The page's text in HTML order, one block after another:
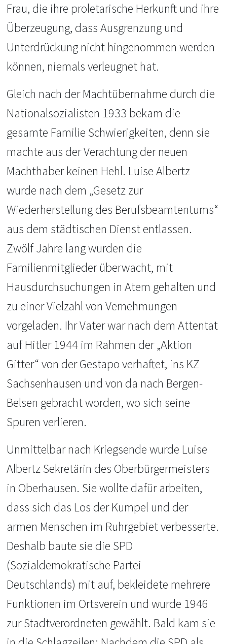
Frau, die ihre proletarische Herkunft und ihre
Überzeugung, dass Ausgrenzung und
Unterdrückung nicht hingenommen werden
können, niemals verleugnet hat.
Gleich nach der Machtübernahme durch die
Nationalsozialisten 1933 bekam die
gesamte Familie Schwierigkeiten, denn sie
machte aus der Verachtung der neuen
Machthaber keinen Hehl. Luise Albertz
wurde nach dem „Gesetz zur
Wiederherstellung des Berufsbeamtentums“
aus dem städtischen Dienst entlassen.
Zwölf Jahre lang wurden die
Familienmitglieder überwacht, mit
Hausdurchsuchungen in Atem gehalten und
zu einer Vielzahl von Vernehmungen
vorgeladen. Ihr Vater war nach dem Attentat
auf Hitler 1944 im Rahmen der „Aktion
Gitter“ von der Gestapo verhaftet, ins KZ
Sachsenhausen und von da nach Bergen-
Belsen gebracht worden, wo sich seine
Spuren verlieren.
Unmittelbar nach Kriegsende wurde Luise
Albertz Sekretärin des Oberbürgermeisters
in Oberhausen. Sie wollte dafür arbeiten,
dass sich das Los der Kumpel und der
armen Menschen im Ruhrgebiet verbesserte.
Deshalb baute sie die SPD
(Sozialdemokratische Partei
Deutschlands) mit auf, bekleidete mehrere
Funktionen im Ortsverein und wurde 1946
zur Stadtverordneten gewählt. Bald kam sie